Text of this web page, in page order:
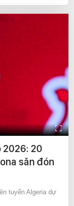
2026: 20
săn đón
tuyển Algeria dự